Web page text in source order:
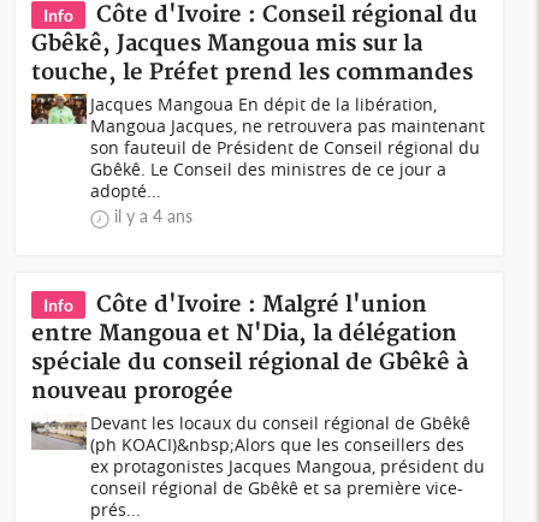
Info
Côte d'Ivoire : Conseil régional du
Gbêkê, Jacques Mangoua mis sur la
touche, le Préfet prend les commandes
Jacques Mangoua En dépit de la libération,
Mangoua Jacques, ne retrouvera pas maintenant
son fauteuil de Président de Conseil régional du
Gbêkê. Le Conseil des ministres de ce jour a
adopté...
il y a 4 ans
Info
Côte d'Ivoire : Malgré l'union
entre Mangoua et N'Dia, la délégation
spéciale du conseil régional de Gbêkê à
nouveau prorogée
Devant les locaux du conseil régional de Gbêkê
(ph KOACI)&nbsp;Alors que les conseillers des
ex protagonistes Jacques Mangoua, président du
conseil régional de Gbêkê et sa première vice-
prés...